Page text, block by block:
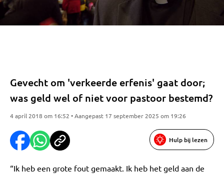
Gevecht om 'verkeerde erfenis' gaat door;
was geld wel of niet voor pastoor bestemd?
4 april 2018 om 16:52 • Aangepast 17 september 2025 om 19:26
Hulp bij lezen
“Ik heb een grote fout gemaakt. Ik heb het geld aan de